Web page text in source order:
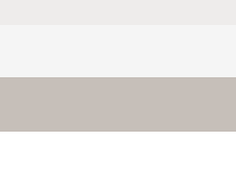
Отдельный блок посвящён
подбор параметров